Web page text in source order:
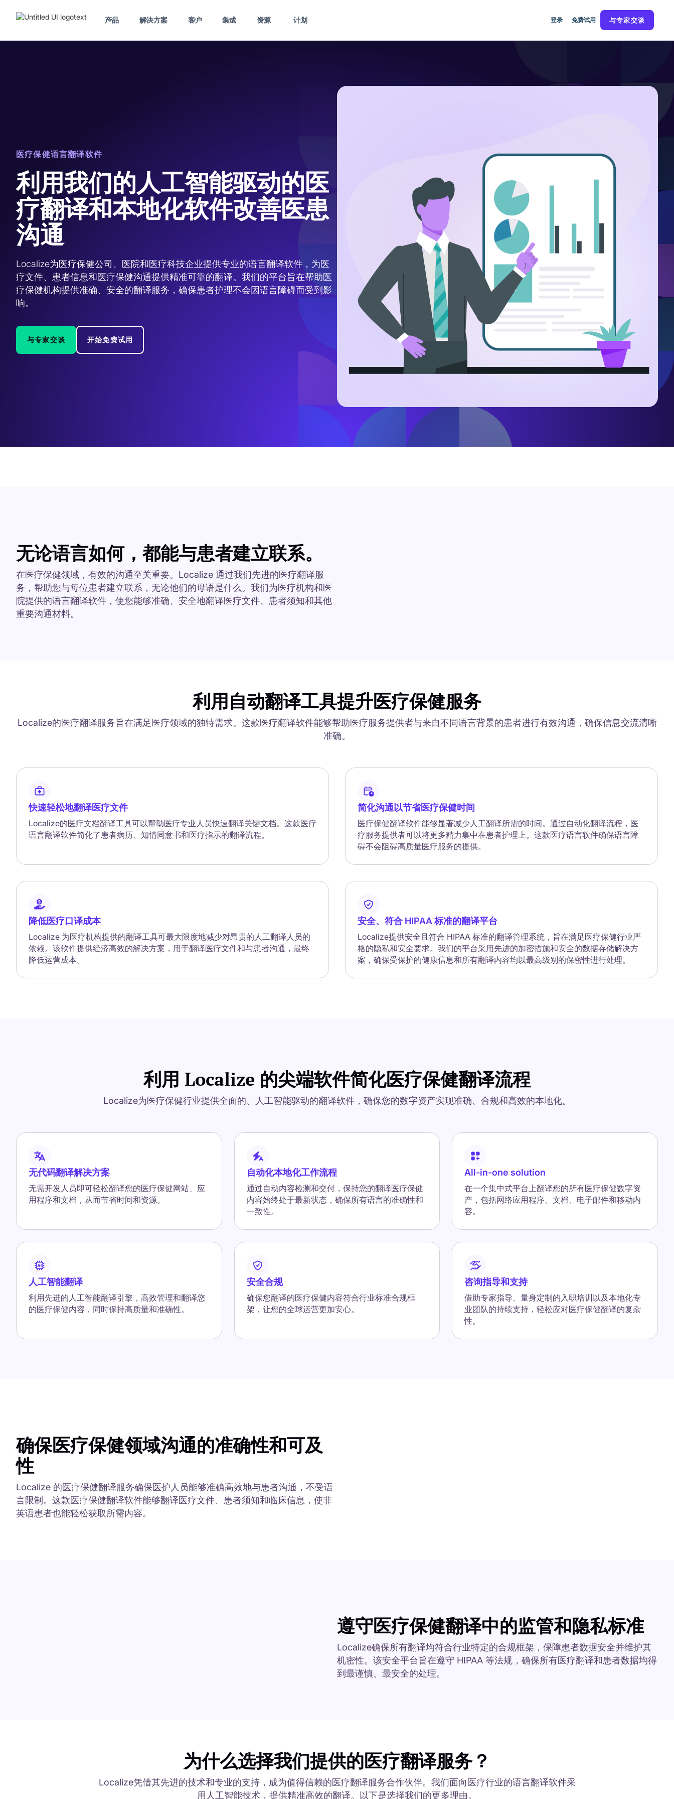
产品 解决方案 客户 集成 资源 计划 登录 免费试用 与专家交谈
医疗保健语言翻译软件
利用我们的人工智能驱动的医
疗翻译和本地化软件改善医患
沟通
Localize为医疗保健公司、医院和医疗科技企业提供专业的语言翻译软件，为医
疗文件、患者信息和医疗保健沟通提供精准可靠的翻译。我们的平台旨在帮助医
疗保健机构提供准确、安全的翻译服务，确保患者护理不会因语言障碍而受到影
响。
与专家交谈 开始免费试用
无论语言如何，都能与患者建立联系。
在医疗保健领域，有效的沟通至关重要。Localize 通过我们先进的医疗翻译服
务，帮助您与每位患者建立联系，无论他们的母语是什么。我们为医疗机构和医
院提供的语言翻译软件，使您能够准确、安全地翻译医疗文件、患者须知和其他
重要沟通材料。
利用自动翻译工具提升医疗保健服务
Localize的医疗翻译服务旨在满足医疗领域的独特需求。这款医疗翻译软件能够帮助医疗服务提供者与来自不同语言背景的患者进行有效沟通，确保信息交流清晰
准确。
快速轻松地翻译医疗文件
Localize的医疗文档翻译工具可以帮助医疗专业人员快速翻译关键文档。这款医疗
语言翻译软件简化了患者病历、知情同意书和医疗指示的翻译流程。
简化沟通以节省医疗保健时间
医疗保健翻译软件能够显著减少人工翻译所需的时间。通过自动化翻译流程，医
疗服务提供者可以将更多精力集中在患者护理上。这款医疗语言软件确保语言障
碍不会阻碍高质量医疗服务的提供。
降低医疗口译成本
Localize 为医疗机构提供的翻译工具可最大限度地减少对昂贵的人工翻译人员的
依赖。该软件提供经济高效的解决方案，用于翻译医疗文件和与患者沟通，最终
降低运营成本。
安全、符合 HIPAA 标准的翻译平台
Localize提供安全且符合 HIPAA 标准的翻译管理系统，旨在满足医疗保健行业严
格的隐私和安全要求。我们的平台采用先进的加密措施和安全的数据存储解决方
案，确保受保护的健康信息和所有翻译内容均以最高级别的保密性进行处理。
利用 Localize 的尖端软件简化医疗保健翻译流程
Localize为医疗保健行业提供全面的、人工智能驱动的翻译软件，确保您的数字资产实现准确、合规和高效的本地化。
无代码翻译解决方案
无需开发人员即可轻松翻译您的医疗保健网站、应
用程序和文档，从而节省时间和资源。
自动化本地化工作流程
通过自动内容检测和交付，保持您的翻译医疗保健
内容始终处于最新状态，确保所有语言的准确性和
一致性。
All-in-one solution
在一个集中式平台上翻译您的所有医疗保健数字资
产，包括网络应用程序、文档、电子邮件和移动内
容。
人工智能翻译
利用先进的人工智能翻译引擎，高效管理和翻译您
的医疗保健内容，同时保持高质量和准确性。
安全合规
确保您翻译的医疗保健内容符合行业标准合规框
架，让您的全球运营更加安心。
咨询指导和支持
借助专家指导、量身定制的入职培训以及本地化专
业团队的持续支持，轻松应对医疗保健翻译的复杂
性。
确保医疗保健领域沟通的准确性和可及
性
Localize 的医疗保健翻译服务确保医护人员能够准确高效地与患者沟通，不受语
言限制。这款医疗保健翻译软件能够翻译医疗文件、患者须知和临床信息，使非
英语患者也能轻松获取所需内容。
遵守医疗保健翻译中的监管和隐私标准
Localize确保所有翻译均符合行业特定的合规框架，保障患者数据安全并维护其
机密性。该安全平台旨在遵守 HIPAA 等法规，确保所有医疗翻译和患者数据均得
到最谨慎、最安全的处理。
为什么选择我们提供的医疗翻译服务？
Localize凭借其先进的技术和专业的支持，成为值得信赖的医疗翻译服务合作伙伴。我们面向医疗行业的语言翻译软件采
用人工智能技术，提供精准高效的翻译。以下是选择我们的更多理由。